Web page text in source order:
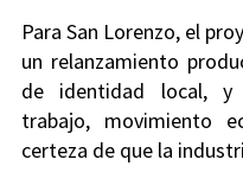
Para San Lorenzo, el
un relanzamiento
de identidad local, y
trabajo, movimiento
certeza de que la